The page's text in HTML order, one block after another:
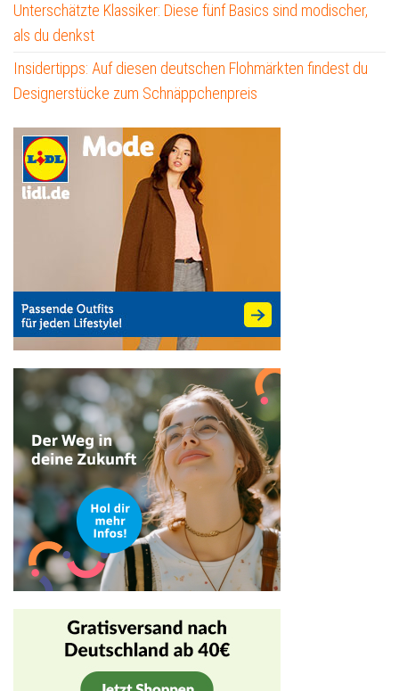
Unterschätzte Klassiker: Diese fünf Basics sind modischer,
als du denkst
Insidertipps: Auf diesen deutschen Flohmärkten findest du
Designerstücke zum Schnäppchenpreis